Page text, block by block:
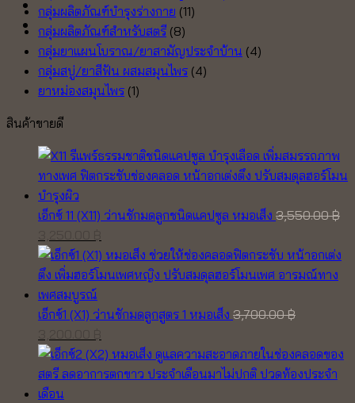
กลุ่มผลิตภัณฑ์บำรุงร่างกาย (11)
กลุ่มผลิตภัณฑ์สำหรับสตรี (8)
กลุ่มยาแผนโบราณ/ยาสามัญประจำบ้าน (4)
กลุ่มสบู่/ยาสีฟัน ผสมสมุนไพร (4)
ยาหม่องสมุนไพร (1)
สินค้าขายดี
เอ็กซ์ 11 (X11) ว่านชักมดลูกชนิดแคปซูล หมอเส็ง 3,550.00฿
price
was:
3,550.00 ฿.
price
is:
เอ็กซ์1 (X1) ว่านชักมดลูกสูตร 1 หมอเส็ง 3,700.00฿
price
was:
3,700.00 ฿.
price
is: